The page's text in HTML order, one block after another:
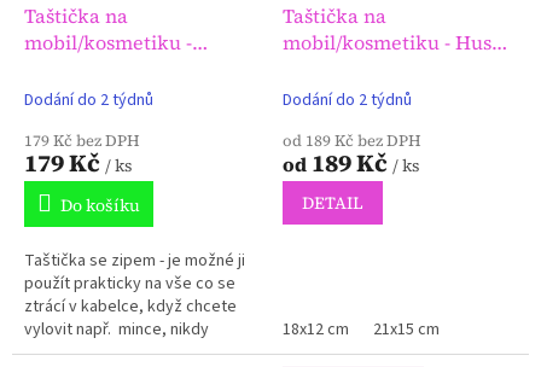
Taštička na
mobil/kosmetiku -
Dodání do 2 týdnů
179 Kč bez DPH
179 Kč / ks
Do košíku
Taštička se zipem - je možné ji
použít prakticky na vše co se
ztrácí v kabelce, když chcete
vylovit např. mince, nikdy
nejsou po ruce.
Taštička na
mobil/kosmetiku - Husy
Dodání do 2 týdnů
od 189 Kč bez DPH
od 189 Kč / ks
DETAIL
18x12 cm 21x15 cm